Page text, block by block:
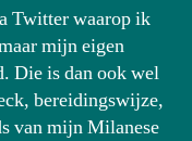
Twitter waarop ik
mijn eigen
Die is dan ook wel
bereidingswijze,
van mijn Milanese